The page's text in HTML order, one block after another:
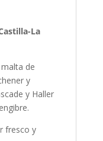
La
de
y
y Haller
fresco y